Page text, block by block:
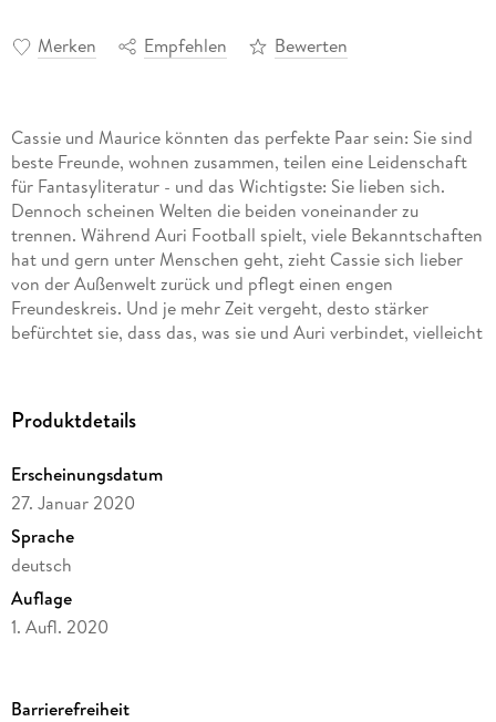
Merken Empfehlen Bewerten
Cassie und Maurice könnten das perfekte Paar sein: Sie sind
beste Freunde, wohnen zusammen, teilen eine Leidenschaft
für Fantasyliteratur - und das Wichtigste: Sie lieben sich.
Dennoch scheinen Welten die beiden voneinander zu
trennen. Während Auri Football spielt, viele Bekanntschaften
hat und gern unter Menschen geht, zieht Cassie sich lieber
von der Außenwelt zurück und pflegt einen engen
Freundeskreis. Und je mehr Zeit vergeht, desto stärker
befürchtet sie, dass das, was sie und Auri verbindet, vielleicht
Produktdetails
Erscheinungsdatum
27. Januar 2020
Sprache
deutsch
Auflage
1. Aufl. 2020
Barrierefreiheit